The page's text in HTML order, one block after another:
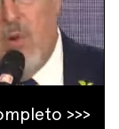
>>>